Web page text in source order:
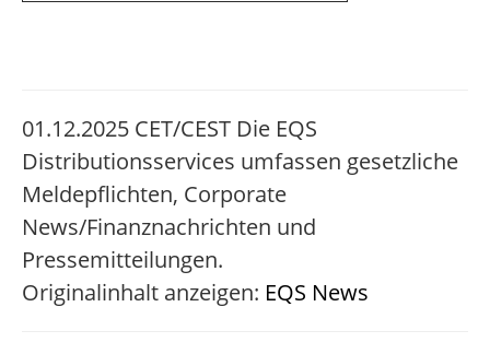
01.12.2025 CET/CEST Die EQS
Distributionsservices umfassen gesetzliche
Meldepflichten, Corporate
News/Finanznachrichten und
Pressemitteilungen.
Originalinhalt anzeigen: EQS News